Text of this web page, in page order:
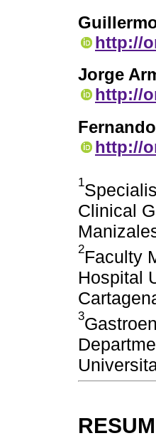
http://
Jorge
http://
http://
1
Clinical
2Faculty
Hospital
3